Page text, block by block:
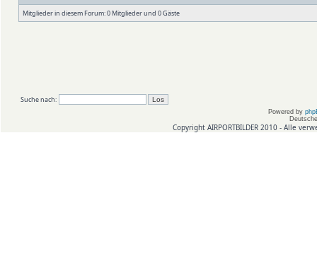
Mitglieder in diesem Forum: 0 Mitglieder und 0 Gäste
Suche nach:
Powered by
Copyright AIRPORTBILDER 2010 - Alle